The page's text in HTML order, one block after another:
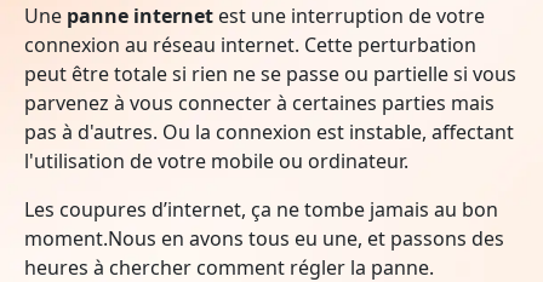
Une panne internet est une interruption de votre
connexion au réseau internet. Cette perturbation
peut être totale si rien ne se passe ou partielle si vous
parvenez à vous connecter à certaines parties mais
pas à d'autres. Ou la connexion est instable, affectant
l'utilisation de votre mobile ou ordinateur.
Les coupures d’internet, ça ne tombe jamais au bon
moment.Nous en avons tous eu une, et passons des
heures à chercher comment régler la panne.